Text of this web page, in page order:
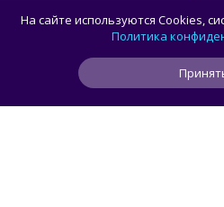
Вышла библиотека
релиз с
видеокарт на Linux
На сайте используются Cookies,
Политика